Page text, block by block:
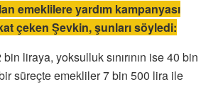
emeklilere yardım kampanyası
çeken Şevkin, şunları söyledi:
bin liraya, yoksulluk sınırının ise 40 bin
süreçte emekliler 7 bin 500 lira ile